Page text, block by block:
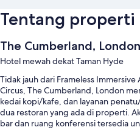
Tentang properti
The Cumberland, London
Hotel mewah dekat Taman Hyde
Tidak jauh dari Frameless
Circus, The Cumberland, London
kedai kopi/kafe, dan layanan
dua restoran yang ada di properti.
bar dan ruang konferensi tersedia